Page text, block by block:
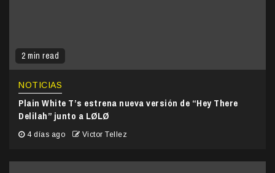
2 min read
NOTICIAS
Plain White T’s estrena nueva versión de “Hey There
Delilah” junto a LØLØ
4 días ago Victor Tellez